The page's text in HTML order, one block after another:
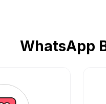
WhatsApp